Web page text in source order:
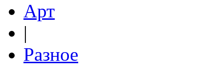
Арт
|
Разное